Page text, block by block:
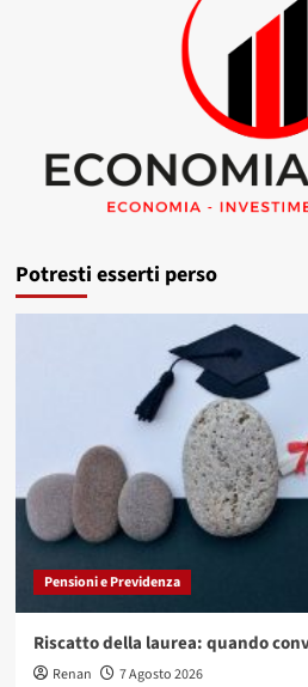
Potresti esserti perso
Pensioni e Previdenza
Riscatto della laurea: quando
Renan 7 Agosto 2026